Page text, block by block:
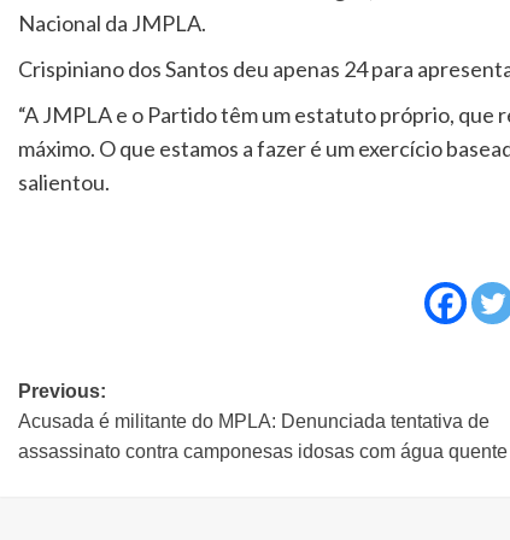
Nacional da JMPLA.
Crispiniano dos Santos deu apenas 24 para
“A JMPLA e o Partido têm um estatuto próprio, que
máximo. O que estamos a fazer é um exercício
salientou.
Previous:
Acusada é militante do MPLA: Denunciada tentativa de
assassinato contra camponesas idosas com água quente